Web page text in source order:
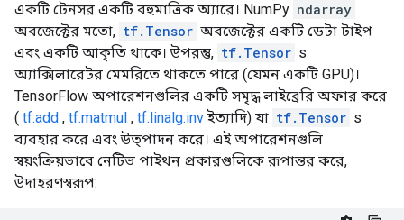
একটি টেনসর একটি বহুমাত্রিক অ্যারে। NumPy ndarray
অবজেক্টের মতো, tf.Tensor অবজেক্টের একটি ডেটা টাইপ
এবং একটি আকৃতি থাকে। উপরন্তু, tf.Tensor s
অ্যাক্সিলারেটর মেমরিতে থাকতে পারে (যেমন একটি GPU)।
TensorFlow অপারেশনগুলির একটি সমৃদ্ধ লাইব্রেরি অফার করে
( tf.add , tf.matmul , tf.linalg.invইত্যাদি) যা tf.Tensor s
ব্যবহার করে এবং উত্পাদন করে। এই অপারেশনগুলি
স্বয়ংক্রিয়ভাবে নেটিভ পাইথন প্রকারগুলিকে রূপান্তর করে,
উদাহরণস্বরূপ: